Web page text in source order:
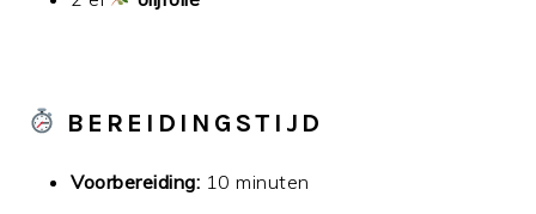
BEREIDINGSTIJD
Voorbereiding: 10 minuten